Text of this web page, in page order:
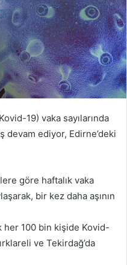
19) vaka sayılarında
devam ediyor, Edirne’deki
göre haftalık vaka
bir kez daha aşının
her 100 bin kişide Kovid-
ve Tekirdağ’da